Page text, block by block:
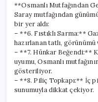
**Osmanlı Mutfağından
Saray mutfağından
bir yer aldı:
– **6. Fıstıklı Sarma:**
hazırlanan tatlı,
– **7. Hünkar Beğendi:**
uyumu, Osmanlı
gösteriliyor.
– **8. Piliç Topkapı:** İç
sunumuyla dikkat çekiyor.